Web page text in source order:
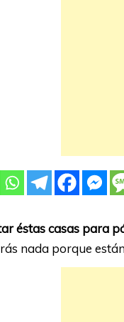
éstas casas para
nada porque